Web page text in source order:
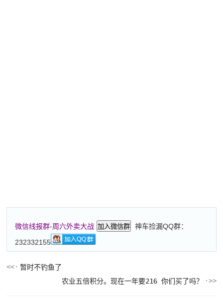
微信线报群-周六外卖大战 加入微信群
神车捡漏QQ群：
232332155
暂时不钓鱼了
农业五倍积分。现在一年要216 你们买了吗？